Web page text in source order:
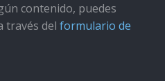
contenido, puedes
través del formulario de